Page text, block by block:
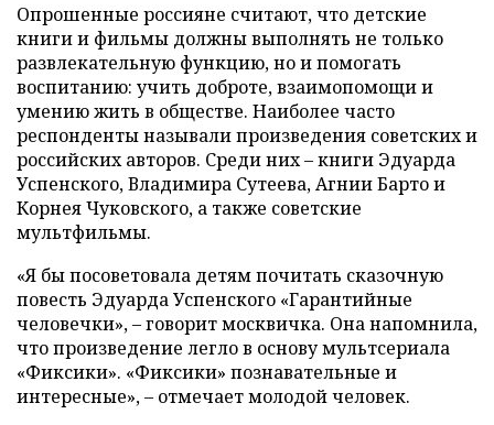
Опрошенные россияне считают, что детские
книги и фильмы должны выполнять не только
развлекательную функцию, но и помогать
воспитанию: учить доброте, взаимопомощи и
умению жить в обществе. Наиболее часто
респонденты называли произведения советских и
российских авторов. Среди них – книги Эдуарда
Успенского, Владимира Сутеева, Агнии Барто и
Корнея Чуковского, а также советские
мультфильмы.
«Я бы посоветовала детям почитать сказочную
повесть Эдуарда Успенского «Гарантийные
человечки», – говорит москвичка. Она напомнила,
что произведение легло в основу мультсериала
«Фиксики». «Фиксики» познавательные и
интересные», – отмечает молодой человек.